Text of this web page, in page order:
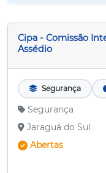
Cipa - Comissão
Assédio
Segurança
Segurança
Jaraguá do Sul
Abertas